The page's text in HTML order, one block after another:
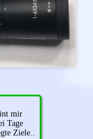
mir
Tage
Ziele..